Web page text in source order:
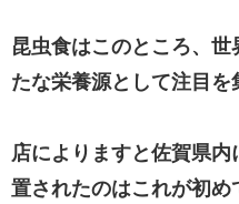
昆虫食はこのところ、
たな栄養源として注目を
店によりますと佐賀県
置されたのはこれが初